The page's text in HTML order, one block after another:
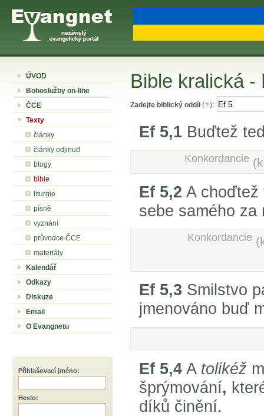
ÚVOD
Bohoslužby on-line
ČCE
Texty
články
články odjinud
blogy
bible
liturgie
písně
vyznání
průvodce ČCE
materiály
Kalendář
Odkazy
Diskuze
Email
O Evangnetu
Přihlašovací jméno:
Heslo:
Bible kralická -
Zadejte biblický oddíl ( ):
Ef 5,1 Buďtež
Konkordancie
Ef 5,2 A choďtež
sebe samého za
Konkordancie
Ef 5,3 Smilstvo
jmenováno buď
Ef 5,4 A tolikéž
šprýmování,
díků činění.